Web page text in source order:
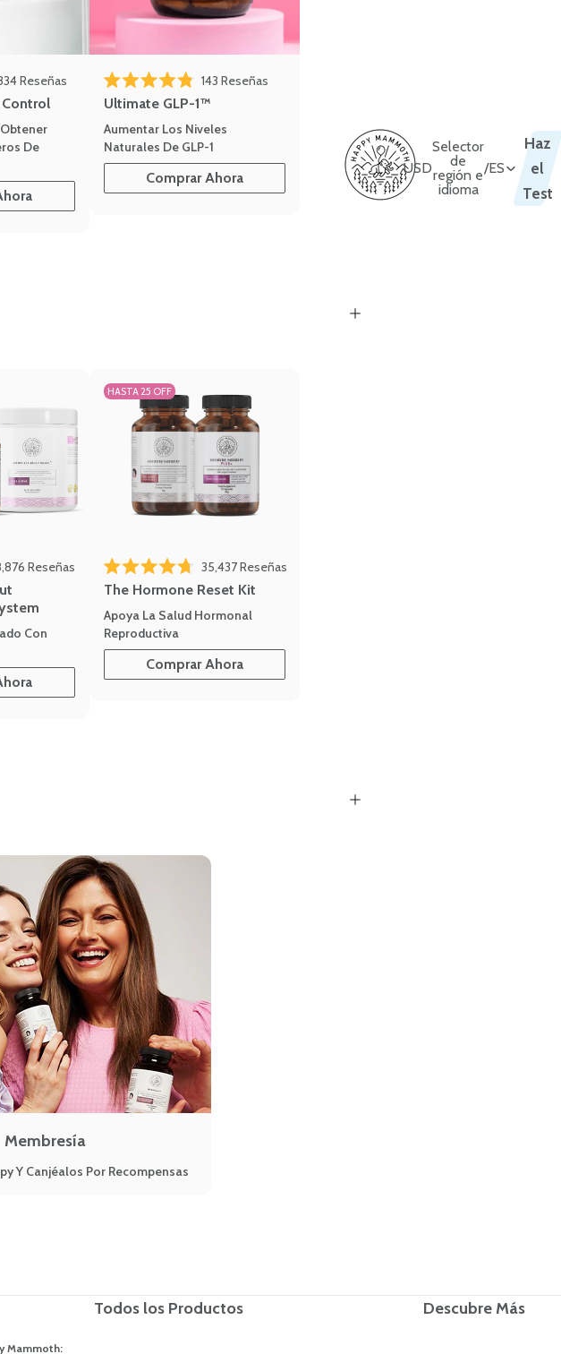
Reseñas
De
Calificado 4.8 de 5 estrellas
143 Reseñas
Ultimate GLP-1™
Aumentar Los Niveles
Naturales De GLP-1
Comprar Ahora
Reseñas
Con
HASTA 25 OFF
Calificado 4.7 de 5 estrellas
35,437Reseñas
The Hormone Reset Kit
Apoya La Salud Hormonal
Reproductiva
Comprar Ahora
Membresía
Y Canjéalos Por Recompensas
USD
Selector
de
región e
idioma
/ES
Haz
el
Test
Todos los Productos Descubre Más
Mammoth: